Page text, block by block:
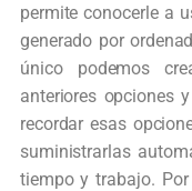
permiteconocerle a
generado por
único podemos
anteriores opciones
recordar esas
suministrarlas
tiempo ytrabajo.